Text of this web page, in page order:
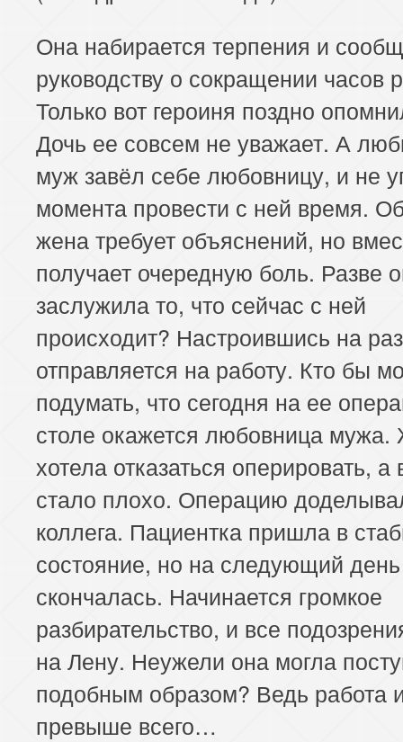
Она набирается терпения и
руководству о сокращении часов
Только вот героиня поздно
Дочь ее совсем не уважает. А
муж завёл себе любовницу, и не
момента провести с ней время.
жена требует объяснений, но
получает очередную боль. Разве
заслужила то, что сейчас с ней
происходит? Настроившись на
отправляется на работу. Кто бы
подумать, что сегодня на ее
столе окажется любовница
хотела отказаться оперировать, а
стало плохо. Операцию
коллега. Пациентка пришла в
состояние, но на следующий день
скончалась. Начинается громкое
разбирательство, и все
на Лену. Неужели она могла
подобным образом? Ведь работа
превыше всего…